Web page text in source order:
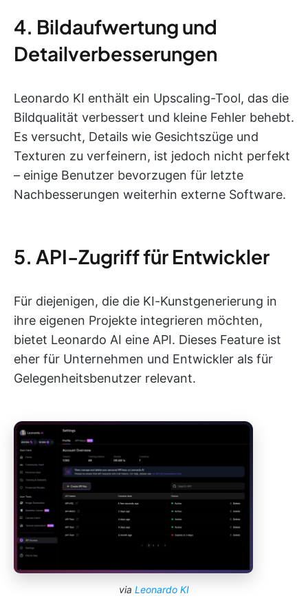
4. Bildaufwertung und
Detailverbesserungen
Leonardo KI enthält ein Upscaling-Tool, das die
Bildqualität verbessert und kleine Fehler behebt.
Es versucht, Details wie Gesichtszüge und
Texturen zu verfeinern, ist jedoch nicht perfekt
– einige Benutzer bevorzugen für letzte
Nachbesserungen weiterhin externe Software.
5. API-Zugriff für Entwickler
Für diejenigen, die die KI-Kunstgenerierung in
ihre eigenen Projekte integrieren möchten,
bietet Leonardo AI eine API. Dieses Feature ist
eher für Unternehmen und Entwickler als für
Gelegenheitsbenutzer relevant.
via Leonardo KI